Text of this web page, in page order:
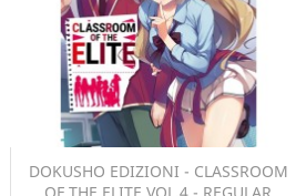
DOKUSHO EDIZIONI - CLASSROOM